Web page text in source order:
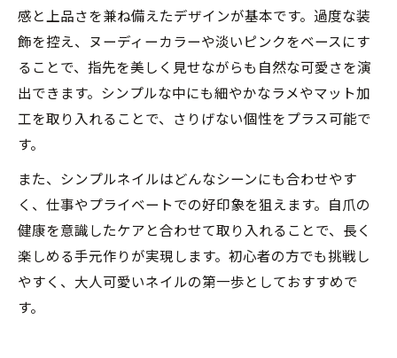
感と上品さを兼ね備えたデザインが基本です。過度な装
飾を控え、ヌーディーカラーや淡いピンクをベースにす
ることで、指先を美しく見せながらも自然な可愛さを演
出できます。シンプルな中にも細やかなラメやマット加
工を取り入れることで、さりげない個性をプラス可能で
す。
また、シンプルネイルはどんなシーンにも合わせやす
く、仕事やプライベートでの好印象を狙えます。自爪の
健康を意識したケアと合わせて取り入れることで、長く
楽しめる手元作りが実現します。初心者の方でも挑戦し
やすく、大人可愛いネイルの第一歩としておすすめで
す。